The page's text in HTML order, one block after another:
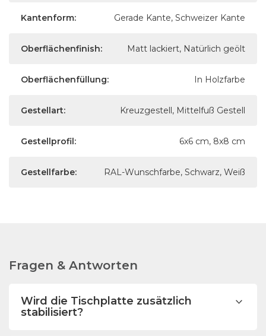
Kantenform: Gerade Kante, Schweizer Kante
Oberflächenfinish: Matt lackiert, Natürlich geölt
Oberflächenfüllung: In Holzfarbe
Gestellart: Kreuzgestell, Mittelfuß Gestell
Gestellprofil: 6x6 cm, 8x8 cm
Gestellfarbe: RAL-Wunschfarbe, Schwarz, Weiß
Fragen & Antworten
Wird die Tischplatte zusätzlich
stabilisiert?